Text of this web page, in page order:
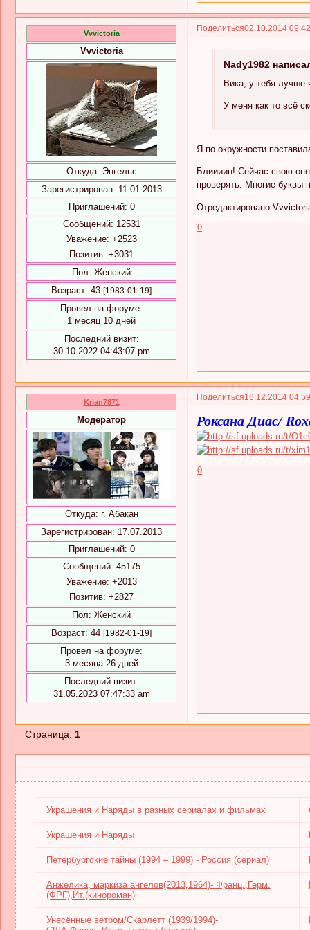
Поделиться02.10.2014
Vvvictoria
Vvvictoria
Откуда: Энгельс
Зарегистрирован: 11.01.2013
Приглашений: 0
Сообщений: 12531
Уважение: +2523
Позитив: +3031
Пол: Женский
Возраст: 43 [1983-01-19]
Провел на форуме:
1 месяц 10 дней
Последний визит:
30.10.2022 04:43:07 pm
Nady1982
Вика, у тебя лучше
У меня как то всё
Я по окружности
Блиииин! Сейчас свою
проверять. Многие буквы
Отредактировано
0
Поделиться16.12.2014
Krian7871
Модератор
Откуда: г. Абакан
Зарегистрирован: 17.07.2013
Приглашений: 0
Сообщений: 45175
Уважение: +2013
Позитив: +2827
Пол: Женский
Возраст: 44 [1982-01-19]
Провел на форуме:
3 месяца 26 дней
Последний визит:
31.05.2023 07:47:33 am
Роксана Диас/
0
Страница:1
Украшения и Наряды в разных сериалах и фильмах
Украшения и Наряды
Петербургские тайны (1994 – 1999) - Россия (сериал)
Анжелика, маркиза ангелов(2013,1964)- Франц.,Герм.
(ФРГ),Ит.(кинороман)
Унесённые ветром/Скарлетт (1939/1994)-